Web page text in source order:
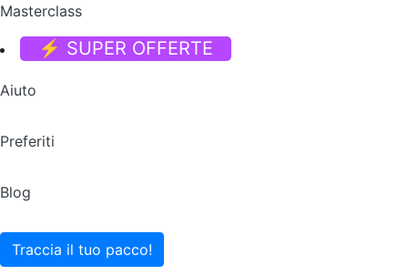
Masterclass
⚡ SUPER OFFERTE
Aiuto
Preferiti
Blog
Traccia il tuo pacco!